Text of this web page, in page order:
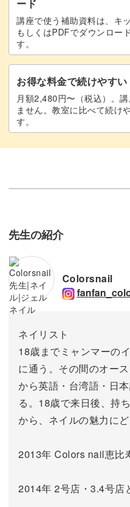
ード
講座で使う補助資料は、キ
もしくはPDFでダウンロー
す。
お得な料金で続けやすい
月額2,480円〜（税込）。
ません。教室に比べて続け
す。
先生の紹介
Colorsnail
ネイリスト
18歳までミャンマーの
に通う。その間のオー
から英語・台湾語・日
る。18歳で来日後、持
から、ネイルの魅力に
2013年 Colors nail恵比
2014年 2号店・3.4号店